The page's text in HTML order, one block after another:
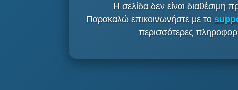
Η σελίδα δεν είναι διαθέσιμη
Παρακαλώ επικοινωνήστε με το
περισσότερες